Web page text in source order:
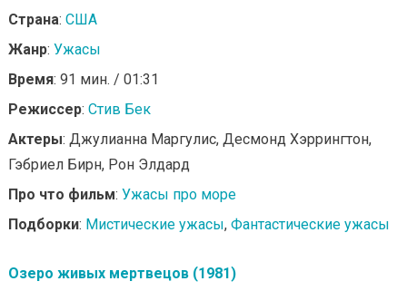
Страна: США
Жанр: Ужасы
Время: 91 мин. / 01:31
Режиссер: Стив Бек
Актеры: Джулианна Маргулис, Десмонд Хэррингтон,
Гэбриел Бирн, Рон Элдард
Про что фильм: Ужасы про море
Подборки: Мистические ужасы, Фантастические ужасы
Озеро живых мертвецов (1981)